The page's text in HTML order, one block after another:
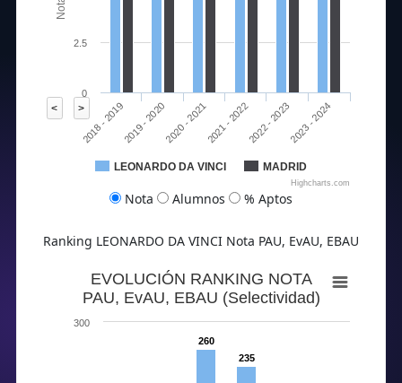
< >
LEONARDO DA VINCI MADRID
2018 - 20192019 - 20202020 - 20212021 - 20222022 - 20232023 - 2024
0
2.5
Highcharts.com
Nota Alumnos % Aptos
Ranking LEONARDO DA VINCI Nota PAU, EvAU, EBAU
EVOLUCIÓN RANKING NOTA
PAU, EvAU, EBAU (Selectividad)
260
235
300
89.69 73.0886.5276.19
81 85.35 85.38